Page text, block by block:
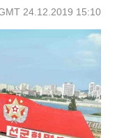
15:10 GMT 24.12.2019